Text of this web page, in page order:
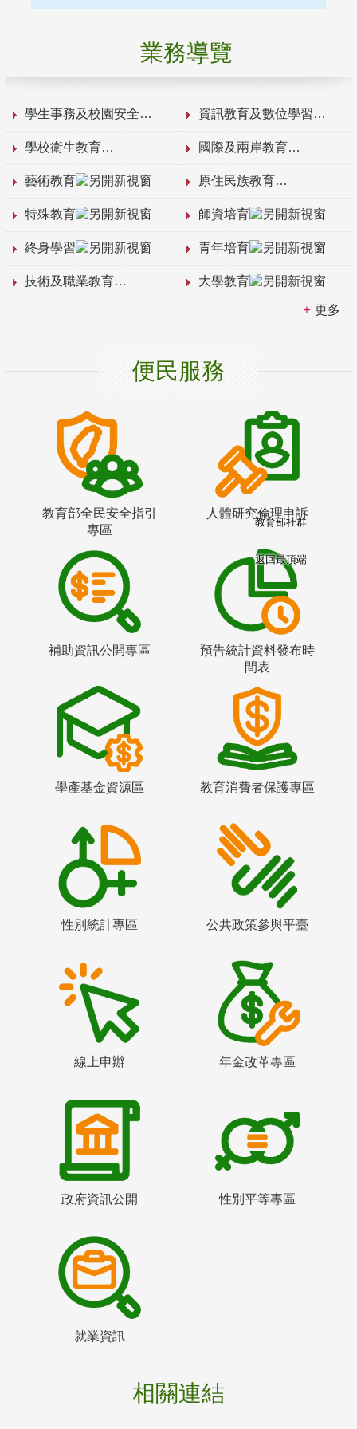
業務導覽
學生事務及校園安全 資訊教育及數位學習
學校衛生教育 國際及兩岸教育
藝術教育 原住民族教育
特殊教育 師資培育
終身學習 青年培育
技術及職業教育 大學教育
更多
便民服務
教育部全民安全指引
專區
人體研究倫理申訴
補助資訊公開專區
預告統計資料發布時
間表
學產基金資源區 教育消費者保護專區
性別統計專區 公共政策參與平臺
線上申辦 年金改革專區
政府資訊公開 性別平等專區
就業資訊
相關連結
教育部社群
返回最頂端